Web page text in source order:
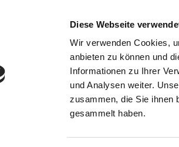
Diese Webseite
Wir verwenden Cookies,
anbieten zu können und
Informationen zu Ihrer
und Analysen weiter.
zusammen, die Sie ihnen
gesammelt haben.
Kultur & Erlebnis Kulinarik